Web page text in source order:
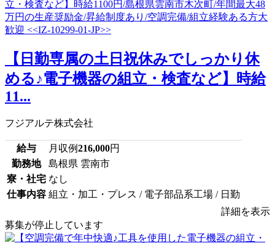
【日勤専属の土日祝休みでしっかり休
める♪電子機器の組立・検査など】時給
11...
フジアルテ株式会社
給与 月収例216,000円
勤務地
島根県 雲南市
寮・社宅 なし
仕事内容 組立・加工・プレス / 電子部品系工場 / 日勤
詳細を表示
募集が停止しています